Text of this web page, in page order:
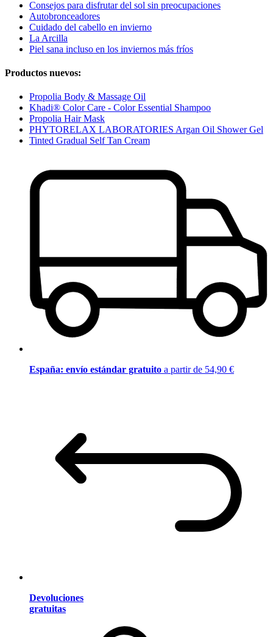
Consejos para disfrutar del sol sin preocupaciones
Autobronceadores
Cuidado del cabello en invierno
La Arcilla
Piel sana incluso en los inviernos más fríos
Productos nuevos:
Propolia Body & Massage Oil
Khadi® Color Care - Color Essential Shampoo
Propolia Hair Mask
PHYTORELAX LABORATORIES Argan Oil Shower Gel
Tinted Gradual Self Tan Cream
España: envío estándar gratuito a partir de 54,90 €
Devoluciones
gratuitas